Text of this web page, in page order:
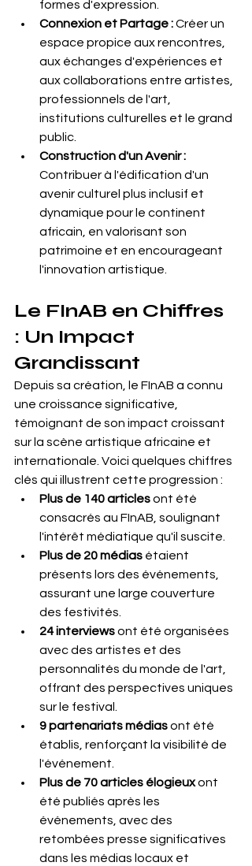
formes d'expression.
Connexion et Partage : Créer un
espace propice aux rencontres,
aux échanges d'expériences et
aux collaborations entre artistes,
professionnels de l'art,
institutions culturelles et le grand
public.
Construction d'un Avenir :
Contribuer à l'édification d'un
avenir culturel plus inclusif et
dynamique pour le continent
africain, en valorisant son
patrimoine et en encourageant
l'innovation artistique.
Le FInAB en Chiffres
: Un Impact
Grandissant
Depuis sa création, le FInAB a connu
une croissance significative,
témoignant de son impact croissant
sur la scène artistique africaine et
internationale. Voici quelques chiffres
clés qui illustrent cette progression :
Plus de 140 articles ont été
consacrés au FInAB, soulignant
l'intérêt médiatique qu'il suscite.
Plus de 20 médias étaient
présents lors des événements,
assurant une large couverture
des festivités.
24 interviews ont été organisées
avec des artistes et des
personnalités du monde de l'art,
offrant des perspectives uniques
sur le festival.
9 partenariats médias ont été
établis, renforçant la visibilité de
l'événement.
Plus de 70 articles élogieux ont
été publiés après les
événements, avec des
retombées presse significatives
dans les médias locaux et